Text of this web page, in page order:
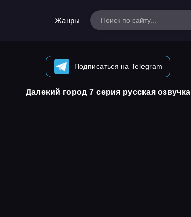
Жанры
Подписаться на Telegram
Далекий город 7 серия русская озвучка